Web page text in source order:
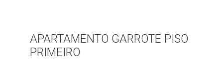
APARTAMENTO GARROTE PISO
PRIMEIRO